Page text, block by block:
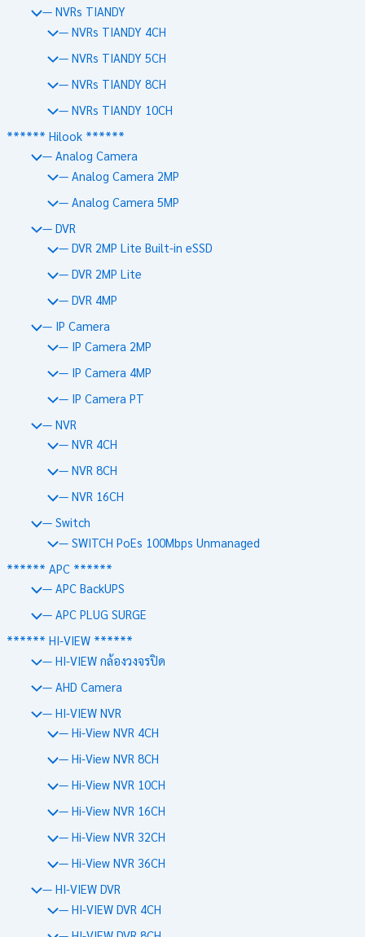
— NVRs TIANDY
— NVRs TIANDY 4CH
— NVRs TIANDY 5CH
— NVRs TIANDY 8CH
— NVRs TIANDY 10CH
****** Hilook ******
— Analog Camera
— Analog Camera 2MP
— Analog Camera 5MP
— DVR
— DVR 2MP Lite Built-in eSSD
— DVR 2MP Lite
— DVR 4MP
— IP Camera
— IP Camera 2MP
— IP Camera 4MP
— IP Camera PT
— NVR
— NVR 4CH
— NVR 8CH
— NVR 16CH
— Switch
— SWITCH PoEs 100Mbps Unmanaged
****** APC ******
— APC BackUPS
— APC PLUG SURGE
****** HI-VIEW ******
— HI-VIEW กล้องวงจรปิด
— AHD Camera
— HI-VIEW NVR
— Hi-View NVR 4CH
— Hi-View NVR 8CH
— Hi-View NVR 10CH
— Hi-View NVR 16CH
— Hi-View NVR 32CH
— Hi-View NVR 36CH
— HI-VIEW DVR
— HI-VIEW DVR 4CH